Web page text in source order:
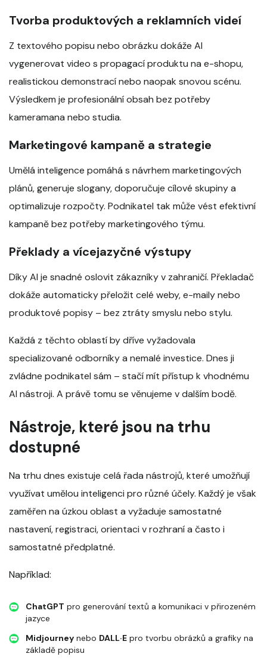
Tvorba produktových a reklamních videí
Z textového popisu nebo obrázku dokáže AI
vygenerovat video s propagací produktu na e-shopu,
realistickou demonstrací nebo naopak snovou scénu.
Výsledkem je profesionální obsah bez potřeby
kameramana nebo studia.
Marketingové kampaně a strategie
Umělá inteligence pomáhá s návrhem marketingových
plánů, generuje slogany, doporučuje cílové skupiny a
optimalizuje rozpočty. Podnikatel tak může vést efektivní
kampaně bez potřeby marketingového týmu.
Překlady a vícejazyčné výstupy
Díky AI je snadné oslovit zákazníky v zahraničí. Překladač
dokáže automaticky přeložit celé weby, e-maily nebo
produktové popisy – bez ztráty smyslu nebo stylu.
Každá z těchto oblastí by dříve vyžadovala
specializované odborníky a nemalé investice. Dnes ji
zvládne podnikatel sám – stačí mít přístup k vhodnému
AI nástroji. A právě tomu se věnujeme v dalším bodě.
Nástroje, které jsou na trhu
dostupné
Na trhu dnes existuje celá řada nástrojů, které umožňují
využívat umělou inteligenci pro různé účely. Každý je však
zaměřen na úzkou oblast a vyžaduje samostatné
nastavení, registraci, orientaci v rozhraní a často i
samostatné předplatné.
Například:
ChatGPT pro generování textů a komunikaci v přirozeném
jazyce
Midjourney nebo DALL·E pro tvorbu obrázků a grafiky na
základě popisu